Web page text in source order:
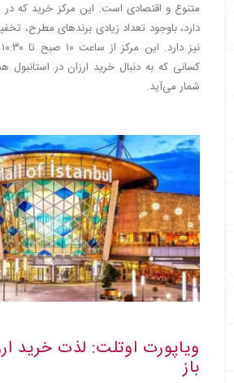
متنوع و اقتصادی است. این مرکز خرید که در
دارد، باوجود تعداد زیادی برندهای مطرح،
کسانی که به دنبال خرید ارزان در استانبول
شمار می‌آید.
ویاپورت اوتلت: لذت خرید
باز